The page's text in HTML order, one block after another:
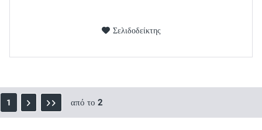
Σελιδοδείκτης
1 από το 2